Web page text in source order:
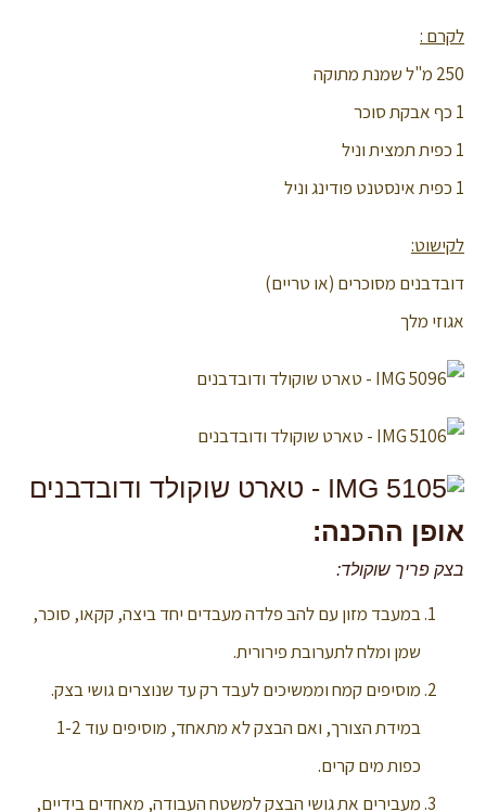
לקרם :
250 מ"ל שמנת מתוקה
1 כף אבקת סוכר
1 כפית תמצית וניל
1 כפית אינסטנט פודינג וניל
לקישוט:
דובדבנים מסוכרים (או טריים)
אגוזי מלך
אופן ההכנה:
בצק פריך שוקולד:
במעבד מזון עם להב פלדה מעבדים יחד ביצה, קקאו, סוכר,
שמן ומלח לתערובת פירורית.
מוסיפים קמח וממשיכים לעבד רק עד שנוצרים גושי בצק.
במידת הצורך, ואם הבצק לא מתאחד, מוסיפים עוד 1-2
כפות מים קרים.
מעבירים את גושי הבצק למשטח העבודה, מאחדים בידיים,